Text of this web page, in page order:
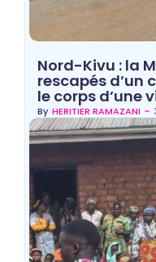
Nord-Kivu : la
rescapés d’un
le corps d’une
By HERITIER RAMAZANI ~